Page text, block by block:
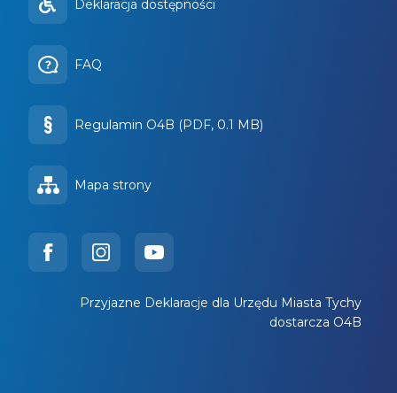
Deklaracja dostępności
FAQ
Regulamin O4B (PDF, 0.1 MB)
Mapa strony
Przyjazne Deklaracje dla Urzędu Miasta Tychy
dostarcza O4B